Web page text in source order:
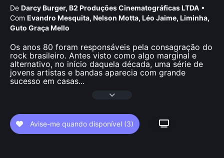
De Darcy Burger, B2 Produções Cinematográficas LTDA •
Com Evandro Mesquita, Nelson Motta, Léo Jaime, Liminha,
Guto Graça Mello
Os anos 80 foram responsáveis pela consagração do
rock brasileiro. Antes visto como algo marginal e
alternativo, no início daquela década, uma série de
jovens artistas e bandas aparecia com grande
sucesso em casas...
Avise-me quando disponível (3)